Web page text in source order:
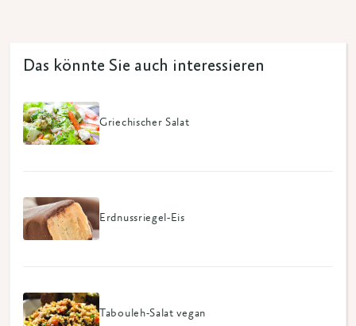
Das könnte Sie auch interessieren
Griechischer Salat
Erdnussriegel-Eis
Tabouleh-Salat vegan